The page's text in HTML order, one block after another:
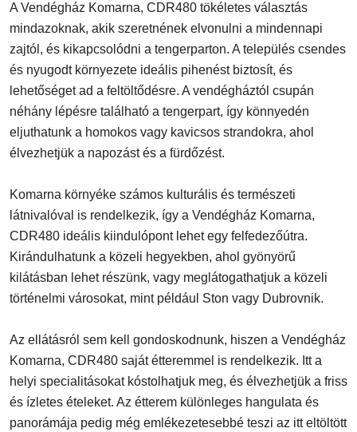
A Vendégház Komarna, CDR480 tökéletes választás
mindazoknak, akik szeretnének elvonulni a mindennapi
zajtól, és kikapcsolódni a tengerparton. A település csendes
és nyugodt környezete ideális pihenést biztosít, és
lehetőséget ad a feltöltődésre. A vendégháztól csupán
néhány lépésre található a tengerpart, így könnyedén
eljuthatunk a homokos vagy kavicsos strandokra, ahol
élvezhetjük a napozást és a fürdőzést.
Komarna környéke számos kulturális és természeti
látnivalóval is rendelkezik, így a Vendégház Komarna,
CDR480 ideális kiindulópont lehet egy felfedezőútra.
Kirándulhatunk a közeli hegyekben, ahol gyönyörű
kilátásban lehet részünk, vagy meglátogathatjuk a közeli
történelmi városokat, mint például Ston vagy Dubrovnik.
Az ellátásról sem kell gondoskodnunk, hiszen a Vendégház
Komarna, CDR480 saját étteremmel is rendelkezik. Itt a
helyi specialitásokat kóstolhatjuk meg, és élvezhetjük a friss
és ízletes ételeket. Az étterem különleges hangulata és
panorámája pedig még emlékezetesebbé teszi az itt eltöltött